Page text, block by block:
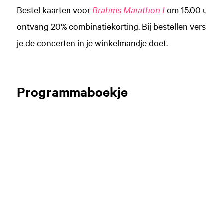
Bestel kaarten voor Brahms Marathon Iom 15.00
ontvang 20% combinatiekorting. Bij bestellen
je de concerten in je winkelmandje doet.
Programmaboekje